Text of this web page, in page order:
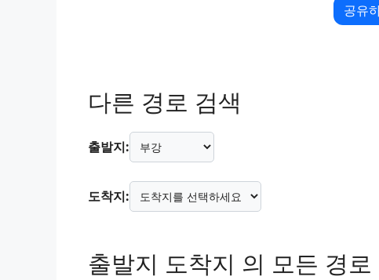
공유
다른 경로 검색
출발지:
도착지:
출발지 도착지 의 모든 경로